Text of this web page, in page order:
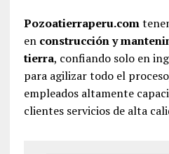
Pozoatierraperu.com
en construcción y
tierra, confiando solo en
para agilizar todo el
empleados altamente
clientes servicios de alta